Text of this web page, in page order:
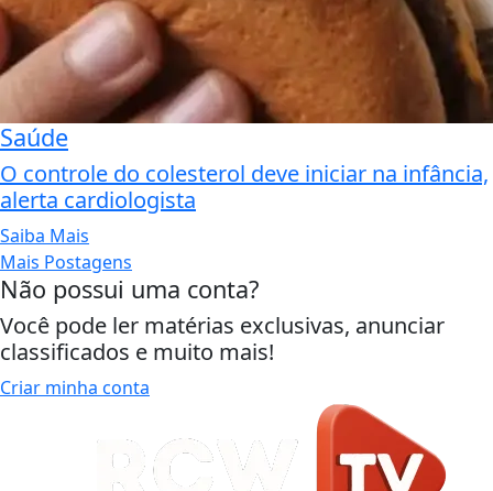
Saúde
O controle do colesterol deve iniciar na infância,
alerta cardiologista
Saiba Mais
Mais Postagens
Não possui uma conta?
Você pode ler matérias exclusivas, anunciar
classificados e muito mais!
Criar minha conta